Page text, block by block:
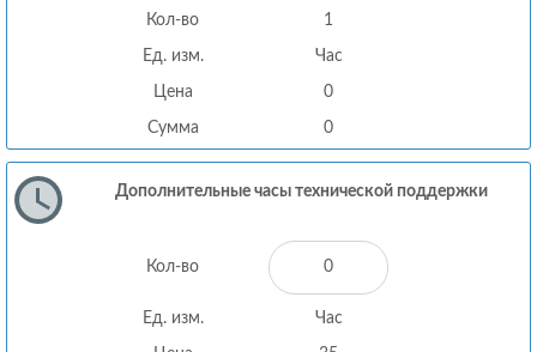
Кол-во 1
Ед. изм. Час
Цена 0
Сумма 0
Дополнительные часы технической поддержки
Кол-во
Ед. изм. Час